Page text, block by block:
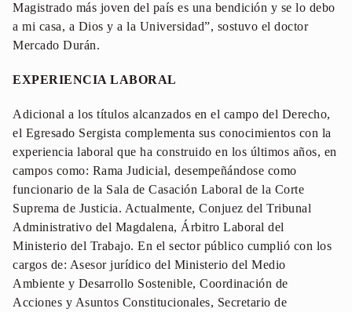
Magistrado más joven del país es una bendición y se lo debo
a mi casa, a Dios y a la Universidad”, sostuvo el doctor
Mercado Durán.
EXPERIENCIA LABORAL
Adicional a los títulos alcanzados en el campo del Derecho,
el Egresado Sergista complementa sus conocimientos con la
experiencia laboral que ha construido en los últimos años, en
campos como: Rama Judicial, desempeñándose como
funcionario de la Sala de Casación Laboral de la Corte
Suprema de Justicia. Actualmente, Conjuez del Tribunal
Administrativo del Magdalena, Árbitro Laboral del
Ministerio del Trabajo. En el sector público cumplió con los
cargos de: Asesor jurídico del Ministerio del Medio
Ambiente y Desarrollo Sostenible, Coordinación de
Acciones y Asuntos Constitucionales, Secretario de